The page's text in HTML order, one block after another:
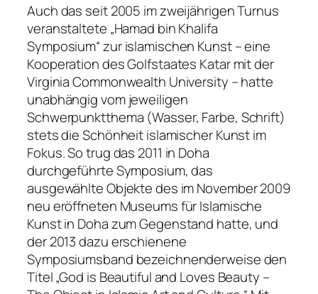
Auch das seit 2005 im zweijährigen Turnus
veranstaltete „Hamad bin Khalifa
Symposium“ zur islamischen Kunst – eine
Kooperation des Golfstaates Katar mit der
Virginia Commonwealth University – hatte
unabhängig vom jeweiligen
Schwerpunktthema (Wasser, Farbe, Schrift)
stets die Schönheit islamischer Kunst im
Fokus. So trug das 2011 in Doha
durchgeführte Symposium, das
ausgewählte Objekte des im November 2009
neu eröffneten Museums für Islamische
Kunst in Doha zum Gegenstand hatte, und
der 2013 dazu erschienene
Symposiumsband bezeichnenderweise den
Titel „God is Beautiful and Loves Beauty –